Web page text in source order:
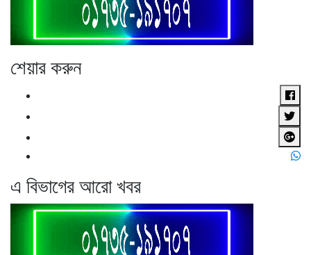
শেয়ার করুন
এ বিভাগের আরো খবর